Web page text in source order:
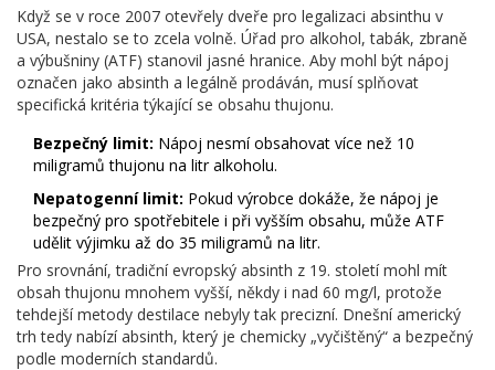
Když se v roce 2007 otevřely dveře pro legalizaci absinthu v
USA, nestalo se to zcela volně. Úřad pro alkohol, tabák, zbraně
a výbušniny (ATF) stanovil jasné hranice. Aby mohl být nápoj
označen jako absinth a legálně prodáván, musí splňovat
specifická kritéria týkající se obsahu thujonu.
Bezpečný limit: Nápoj nesmí obsahovat více než 10
miligramů thujonu na litr alkoholu.
Nepatogenní limit: Pokud výrobce dokáže, že nápoj je
bezpečný pro spotřebitele i při vyšším obsahu, může ATF
udělit výjimku až do 35 miligramů na litr.
Pro srovnání, tradiční evropský absinth z 19. století mohl mít
obsah thujonu mnohem vyšší, někdy i nad 60 mg/l, protože
tehdejší metody destilace nebyly tak precizní. Dnešní americký
trh tedy nabízí absinth, který je chemicky „vyčištěný“ a bezpečný
podle moderních standardů.